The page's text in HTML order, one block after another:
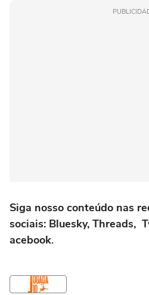
Siga nosso conteúdo nas
sociais: Bluesky, Threads,
acebook.